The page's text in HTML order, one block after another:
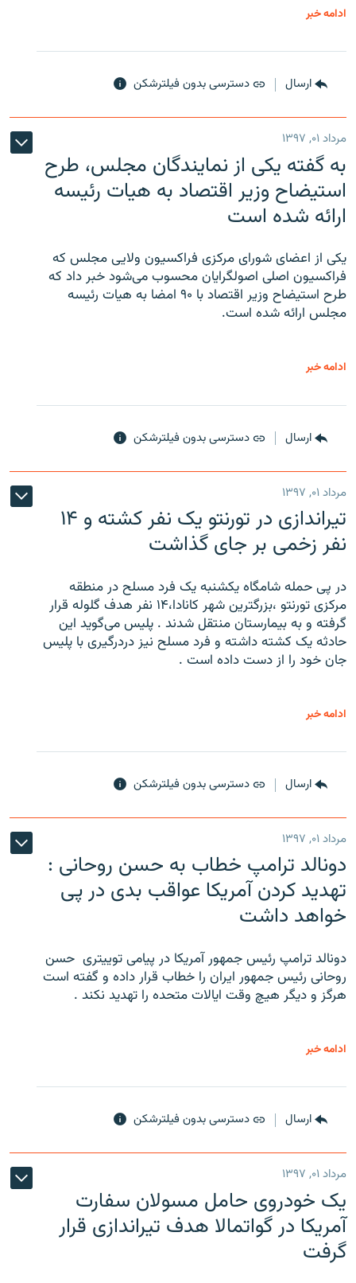
ادامه خبر
ارسال دسترسی بدون فیلترشکن
مرداد ۰۱, ۱۳۹۷
به گفته یکی از نمایندگان مجلس، طرح
استیضاح وزیر اقتصاد به هیات رئیسه
ارائه شده است
یکی از اعضای شورای مرکزی فراکسیون ولایی مجلس که
فراکسیون اصلی اصولگرایان محسوب می‌شود خبر داد که
طرح استیضاح وزیر اقتصاد با ۹۰ امضا به هیات رئیسه
مجلس ارائه شده است.
ادامه خبر
ارسال دسترسی بدون فیلترشکن
مرداد ۰۱, ۱۳۹۷
تیراندازی در تورنتو یک نفر کشته و ۱۴
نفر زخمی بر جای گذاشت
در پی حمله شامگاه یکشنبه یک فرد مسلح در منطقه
مرکزی تورنتو ،‌بزرگترین شهر کانادا،۱۴ نفر هدف گلوله قرار
گرفته و به بیمارستان منتقل شدند . پلیس می‌گوید این
حادثه یک کشته داشته و فرد مسلح نیز دردرگیری با پلیس
جان خود را از دست داده است .
ادامه خبر
ارسال دسترسی بدون فیلترشکن
مرداد ۰۱, ۱۳۹۷
دونالد ترامپ خطاب به حسن روحانی :
تهدید کردن آمریکا عواقب بدی در پی
خواهد داشت
دونالد ترامپ رئیس جمهور آمریکا در پیامی توییتری ‌ حسن
روحانی رئیس جمهور ایران را خطاب قرار داده و گفته است
هرگز و دیگر هیچ وقت ایالات متحده را تهدید نکند .
ادامه خبر
ارسال دسترسی بدون فیلترشکن
مرداد ۰۱, ۱۳۹۷
یک خودروی حامل مسولان سفارت
آمریکا در گواتمالا هدف تیراندازی قرار
گرفت